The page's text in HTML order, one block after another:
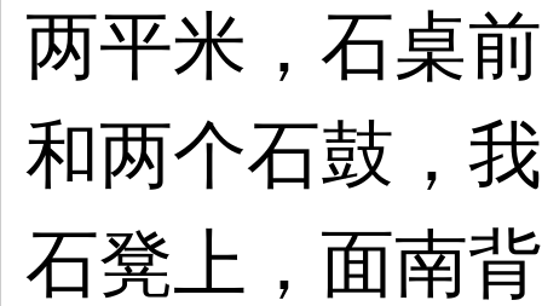
两平米，石桌
和两个石鼓，
石凳上，面南